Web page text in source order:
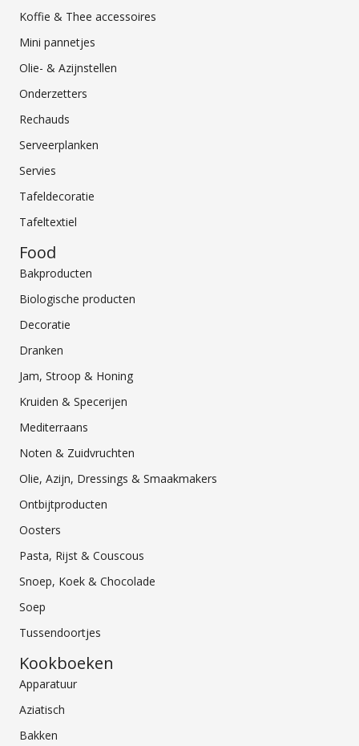
Koffie & Thee accessoires
Mini pannetjes
Olie- & Azijnstellen
Onderzetters
Rechauds
Serveerplanken
Servies
Tafeldecoratie
Tafeltextiel
Food
Bakproducten
Biologische producten
Decoratie
Dranken
Jam, Stroop & Honing
Kruiden & Specerijen
Mediterraans
Noten & Zuidvruchten
Olie, Azijn, Dressings & Smaakmakers
Ontbijtproducten
Oosters
Pasta, Rijst & Couscous
Snoep, Koek & Chocolade
Soep
Tussendoortjes
Kookboeken
Apparatuur
Aziatisch
Bakken